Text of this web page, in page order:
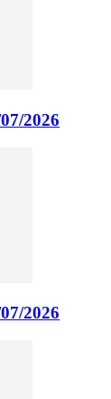
2026
2026